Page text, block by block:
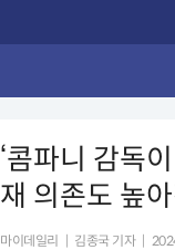
‘콤파니 감독
재 의존도 높
마이데일리 김종국 기자